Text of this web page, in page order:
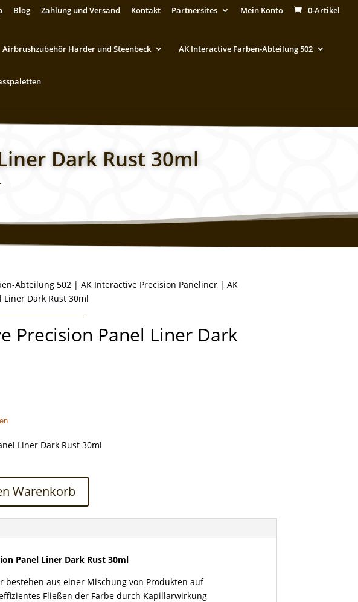
Blog Zahlung und Versand Kontakt Partnersites Mein Konto 0-Artikel
Airbrushzubehör Harder und Steenbeck AK Interactive Farben-Abteilung 502
Dark Rust 30ml
Abteilung 502 |AK Interactive Precision Paneliner | AK
Liner Dark Rust 30ml
Precision Panel Liner Dark
Liner Dark Rust 30ml
Warenkorb
Panel Liner Dark Rust 30ml
bestehen aus einer Mischung von Produkten auf
Fließen der Farbe durch Kapillarwirkung